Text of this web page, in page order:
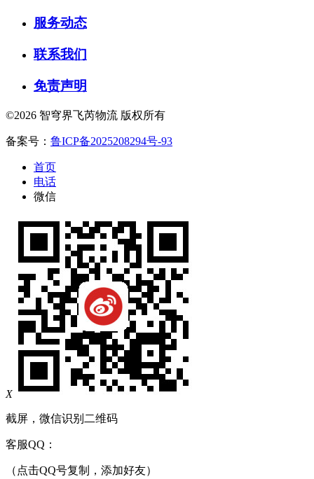
服务动态
联系我们
免责声明
©2026 智穹界飞芮物流 版权所有
备案号： 鲁ICP备2025208294号-93
首页
电话
微信
X
截屏，微信识别二维码
客服QQ：
（点击QQ号复制，添加好友）